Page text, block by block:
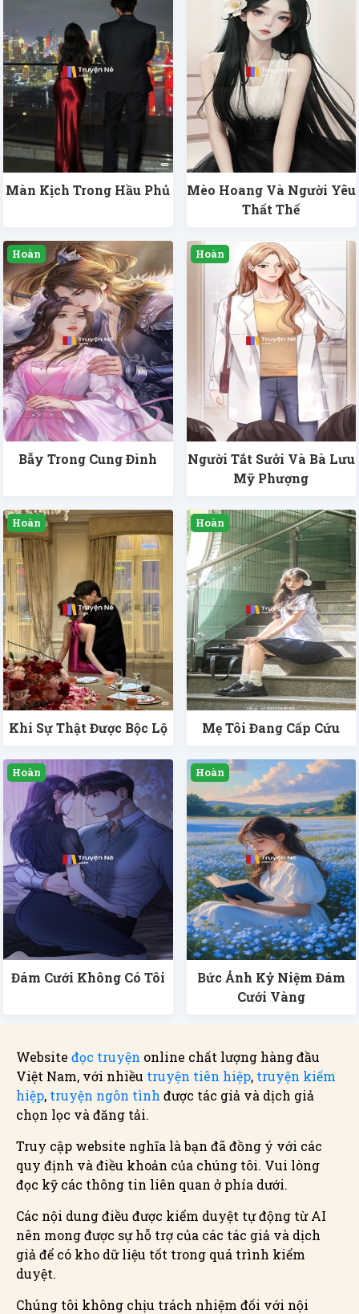
Màn Kịch Trong Hầu Phủ
Mèo Hoang Và Người Yêu
Thất Thế
Bẫy Trong Cung Đình
Người Tắt Sưởi Và Bà Lưu
Mỹ Phượng
Khi Sự Thật Được Bộc Lộ Mẹ Tôi Đang Cấp Cứu
Đám Cưới Không Có Tôi
Bức Ảnh Kỷ Niệm Đám
Cưới Vàng
Website đọc truyện online chất lượng hàng đầu
Việt Nam, với nhiều truyện tiên hiệp, truyện kiếm
hiệp, truyện ngôn tình được tác giả và dịch giả
chọn lọc và đăng tải.
Truy cập website nghĩa là bạn đã đồng ý với các
quy định và điều khoản của chúng tôi. Vui lòng
đọc kỹ các thông tin liên quan ở phía dưới.
Các nội dung điều được kiểm duyệt tự động từ AI
nên mong được sự hỗ trợ của các tác giả và dịch
giả để có kho dữ liệu tốt trong quá trình kiểm
duyệt.
Chúng tôi không chịu trách nhiệm đối với nội